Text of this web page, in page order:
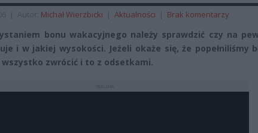
| Autor: Michał Wierzbicki | Aktualności | Brak komentarzy
bonu wakacyjnego należy sprawdzić czy na
i w jakiej wysokości. Jeżeli okaże się, że popełniliśmy
zwrócić i to z odsetkami.